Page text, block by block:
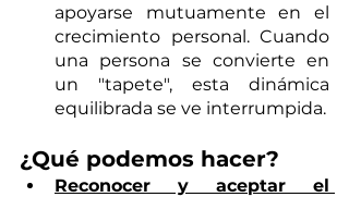
apoyarse mutuamente en el
crecimiento personal. Cuando
una persona se convierte en
un "tapete", esta dinámica
equilibrada se ve interrumpida.
¿Qué podemos hacer?
Reconocer y aceptar el